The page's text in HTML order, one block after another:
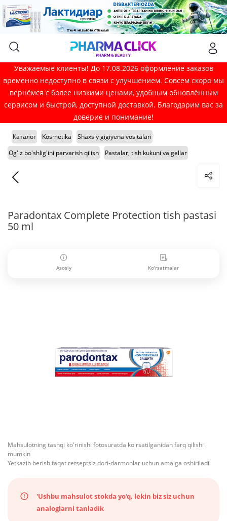
Уважаемые клиенты! До 17.08.2026 оформление заказов
временно недоступно в связи с улучшением. Совсем скоро мы
вернёмся с более низкими ценами, удобным обновлённым
сервисом и быстрой, доступной доставкой. Благодарим вас за
доверие и понимание!
Каталог Kosmetika
Shaxsiy gigiyena vositalari
Og'iz bo'shlig'ini parvarish qilish
Pastalar, tish kukuni va gellar
Paradontax Complete Protection tish pastasi
50 ml
Asosiy Ko'rsatmalar
Mahsulotning tashqi ko'rinishi fotosuratda ko'rsatilganidan farq qilishi
mumkin
Yetkazib berish faqat retseptsiz dori-darmonlar uchun amalga oshiriladi
'Ushbu mahsulot stokda yo'q, lekin biz siz uchun
analoglarni tanladik